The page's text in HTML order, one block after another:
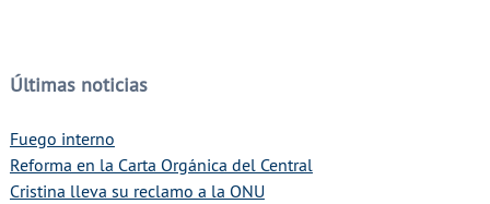
Últimas noticias
Fuego interno
Reforma en la Carta Orgánica del Central
Cristina lleva su reclamo a la ONU